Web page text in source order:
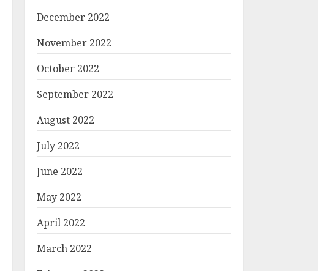
December 2022
November 2022
October 2022
September 2022
August 2022
July 2022
June 2022
May 2022
April 2022
March 2022